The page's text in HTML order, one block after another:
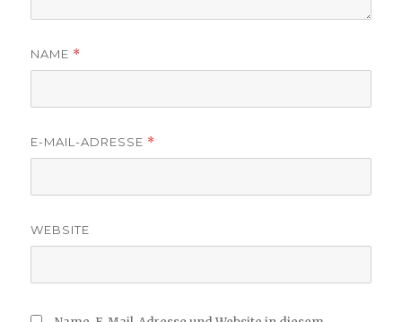
NAME *
E-MAIL-ADRESSE *
WEBSITE